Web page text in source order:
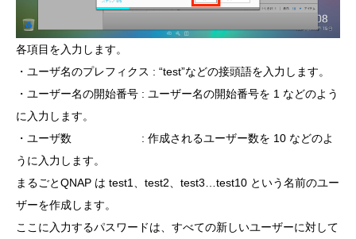
各項目を入力します。
・ユーザ名のプレフィクス : “test”などの接頭語を入力します。
・ユーザー名の開始番号 : ユーザー名の開始番号を 1 などのよう
に入力します。
・ユーザ数 : 作成されるユーザー数を 10 などのよ
うに入力します。
まるごとQNAP は test1、test2、test3…test10 という名前のユー
ザーを作成します。
ここに入力するパスワードは、すべての新しいユーザーに対して